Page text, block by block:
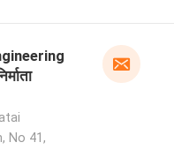
No 41,